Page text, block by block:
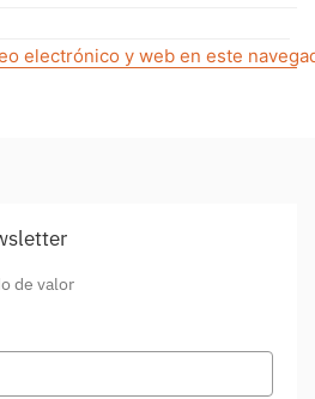
electrónico y web en este
de valor